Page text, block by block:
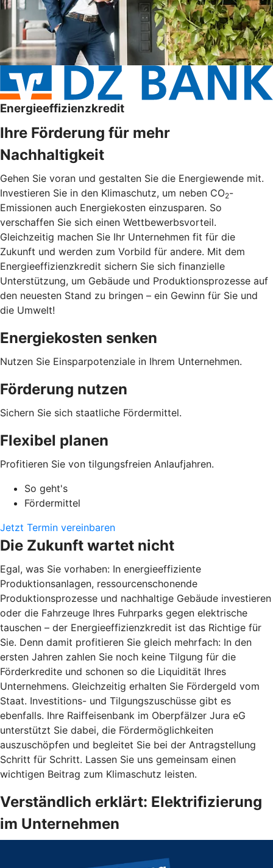
Energieeffizienzkredit
Ihre Förderung für mehr
Nachhaltigkeit
Gehen Sie voran und gestalten Sie die Energiewende mit.
Investieren Sie in den Klimaschutz, um neben CO2-
Emissionen auch Energiekosten einzusparen. So
verschaffen Sie sich einen Wettbewerbsvorteil.
Gleichzeitig machen Sie Ihr Unternehmen fit für die
Zukunft und werden zum Vorbild für andere. Mit dem
Energieeffizienzkredit sichern Sie sich finanzielle
Unterstützung, um Gebäude und Produktionsprozesse auf
den neuesten Stand zu bringen – ein Gewinn für Sie und
die Umwelt!
Energiekosten senken
Nutzen Sie Einsparpotenziale in Ihrem Unternehmen.
Förderung nutzen
Sichern Sie sich staatliche Fördermittel.
Flexibel planen
Profitieren Sie von tilgungsfreien Anlaufjahren.
So geht's
Fördermittel
Jetzt Termin vereinbaren
Die Zukunft wartet nicht
Egal, was Sie vorhaben: In energieeffiziente
Produktionsanlagen, ressourcenschonende
Produktionsprozesse und nachhaltige Gebäude investieren
oder die Fahrzeuge Ihres Fuhrparks gegen elektrische
tauschen – der Energieeffizienzkredit ist das Richtige für
Sie. Denn damit profitieren Sie gleich mehrfach: In den
ersten Jahren zahlen Sie noch keine Tilgung für die
Förderkredite und schonen so die Liquidität Ihres
Unternehmens. Gleichzeitig erhalten Sie Fördergeld vom
Staat. Investitions- und Tilgungszuschüsse gibt es
ebenfalls. Ihre Raiffeisenbank im Oberpfälzer Jura eG
unterstützt Sie dabei, die Fördermöglichkeiten
auszuschöpfen und begleitet Sie bei der Antragstellung
Schritt für Schritt. Lassen Sie uns gemeinsam einen
wichtigen Beitrag zum Klimaschutz leisten.
Verständlich erklärt: Elektrifizierung
im Unternehmen